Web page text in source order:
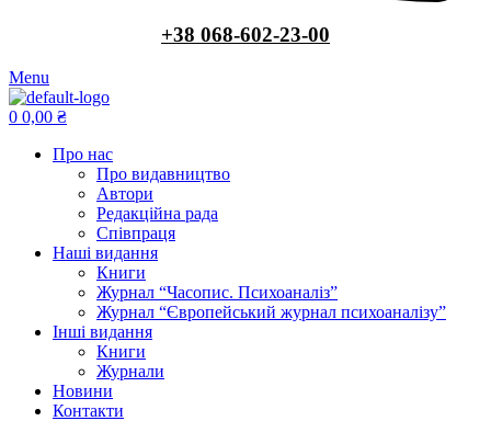
+38 068-602-23-00
Menu
0 0,00 ₴
Про нас
Про видавництво
Автори
Редакційна рада
Співпраця
Наші видання
Книги
Журнал “Часопис. Психоаналіз”
Журнал “Європейський журнал психоаналізу”
Інші видання
Книги
Журнали
Новини
Контакти